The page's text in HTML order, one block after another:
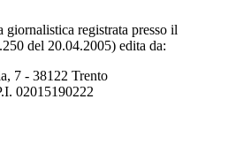
giornalistica registrata presso il
del 20.04.2005) edita da:
7 - 38122 Trento
02015190222